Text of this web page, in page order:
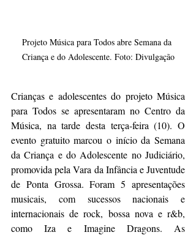
Projeto Música para Todos abre Semana da
Criança e do Adolescente. Foto: Divulgação
Crianças e adolescentes do projeto Música
para Todos se apresentaram no Centro da
Música, na tarde desta terça-feira (10). O
evento gratuito marcou o início da Semana
da Criança e do Adolescente no Judiciário,
promovida pela Vara da Infância e Juventude
de Ponta Grossa. Foram 5 apresentações
musicais, com sucessos nacionais e
internacionais de rock, bossa nova e r&b,
como Iza e Imagine Dragons. As